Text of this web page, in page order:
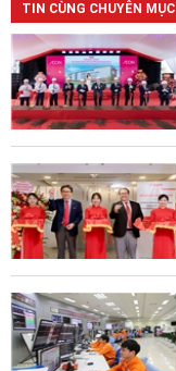
TIN CÙNG CHUYÊN MỤC